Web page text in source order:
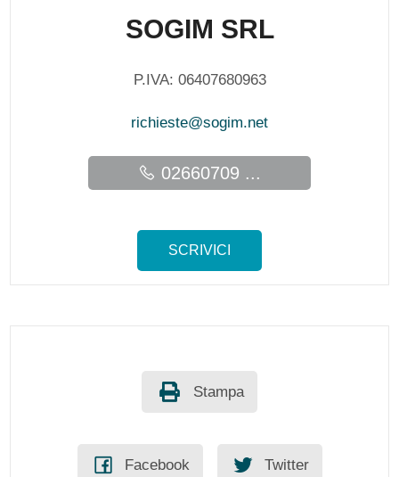
SOGIM SRL
P.IVA: 06407680963
richieste@sogim.net
02660709 ...
SCRIVICI
Stampa
Facebook Twitter